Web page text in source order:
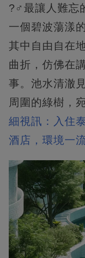
?‍♂️最讓人難忘
一個碧波蕩漾
其中自由自在
曲折，仿佛在
事。池水清澈
周圍的綠樹，
細視訊：入住
酒店，環境一